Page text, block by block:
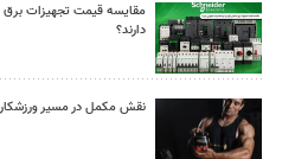
مقایسه قیمت تجهیزات برق
دارند؟
نقش مکمل در مسیر